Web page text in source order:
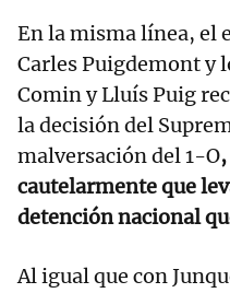
En la misma línea, el
Carles Puigdemont y
Comin y Lluís Puig
la decisión del
malversación del 1-O
cautelarmente que
detención nacional
Al igual que con